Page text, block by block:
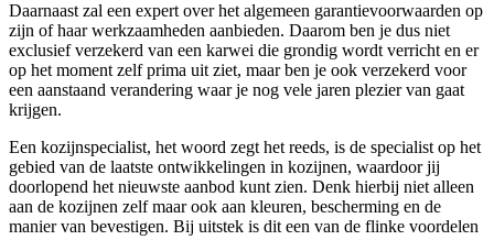
Daarnaast zal een expert over het algemeen garantievoorwaarden op
zijn of haar werkzaamheden aanbieden. Daarom ben je dus niet
exclusief verzekerd van een karwei die grondig wordt verricht en er
op het moment zelf prima uit ziet, maar ben je ook verzekerd voor
een aanstaand verandering waar je nog vele jaren plezier van gaat
krijgen.
Een kozijnspecialist, het woord zegt het reeds, is de specialist op het
gebied van de laatste ontwikkelingen in kozijnen, waardoor jij
doorlopend het nieuwste aanbod kunt zien. Denk hierbij niet alleen
aan de kozijnen zelf maar ook aan kleuren, bescherming en de
manier van bevestigen. Bij uitstek is dit een van de flinke voordelen